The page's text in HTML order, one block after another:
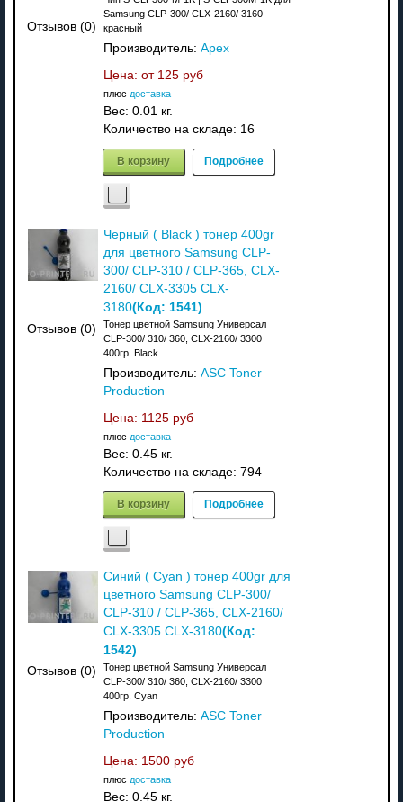
Отзывов (0)
Samsung CLP-300/ CLX-2160/ 3160
красный
Производитель: Apex
Цена: от 125 руб
плюс доставка
Вес: 0.01 кг.
Количество на складе: 16
В корзину Подробнее
Отзывов (0)
Черный ( Black ) тонер 400gr
для цветного Samsung CLP-
300/ CLP-310 / CLP-365, CLX-
2160/ CLX-3305 CLX-
3180(Код: 1541)
Тонер цветной Samsung Универсал
CLP-300/ 310/ 360, CLX-2160/ 3300
400гр. Black
Производитель: ASC Toner
Production
Цена: 1125 руб
плюс доставка
Вес: 0.45 кг.
Количество на складе: 794
В корзину Подробнее
Отзывов (0)
Синий ( Cyan ) тонер 400gr для
цветного Samsung CLP-300/
CLP-310 / CLP-365, CLX-2160/
CLX-3305 CLX-3180(Код:
1542)
Тонер цветной Samsung Универсал
CLP-300/ 310/ 360, CLX-2160/ 3300
400гр. Cyan
Производитель: ASC Toner
Production
Цена: 1500 руб
плюс доставка
Вес: 0.45 кг.